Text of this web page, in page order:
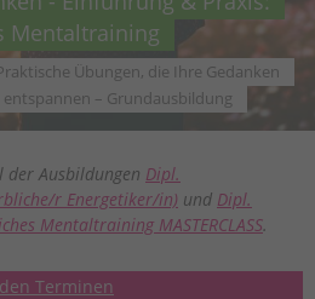
Mentaltraining
Übungen, die Ihre Gedanken
– Grundausbildung
der Ausbildungen Dipl.
r Energetiker/in) und Dipl.
Mentaltraining MASTERCLASS.
Terminen